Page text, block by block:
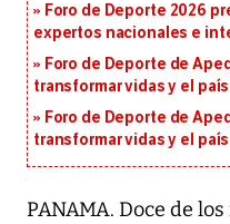
Foro de Deporte 2026
expertos nacionales e
Foro de Deporte de
transformar vidas y el país
Foro de Deporte de
transformar vidas y el país
PANAMA. Doce de